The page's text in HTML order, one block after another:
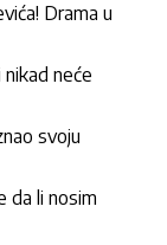
Drama u
neće
svoju
da li nosim